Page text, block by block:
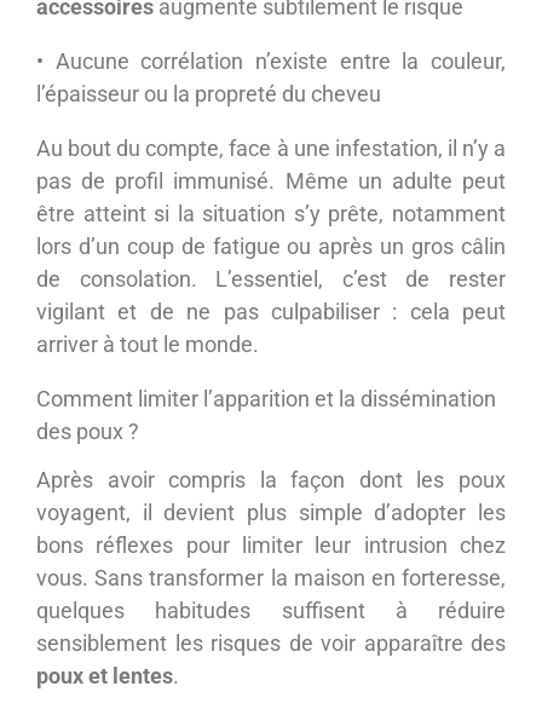
accessoires augmente subtilement le risque
• Aucune corrélation n’existe entre la couleur,
l’épaisseur ou la propreté du cheveu
Au bout du compte, face à une infestation, il n’y a
pas de profil immunisé. Même un adulte peut
être atteint si la situation s’y prête, notamment
lors d’un coup de fatigue ou après un gros câlin
de consolation. L’essentiel, c’est de rester
vigilant et de ne pas culpabiliser : cela peut
arriver à tout le monde.
Comment limiter l’apparition et la dissémination
des poux ?
Après avoir compris la façon dont les poux
voyagent, il devient plus simple d’adopter les
bons réflexes pour limiter leur intrusion chez
vous. Sans transformer la maison en forteresse,
quelques habitudes suffisent à réduire
sensiblement les risques de voir apparaître des
poux et lentes.